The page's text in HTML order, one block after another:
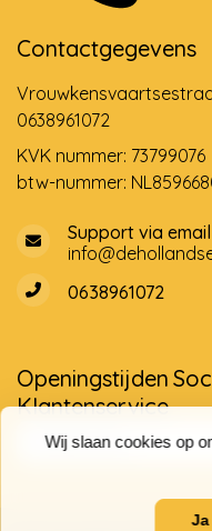
Wij slaan cookies op
Ja
Contactgegevens
0638961072
KVK nummer: 73799076
btw-nummer:
Support via email
0638961072
Openingstijden
Klantenservice